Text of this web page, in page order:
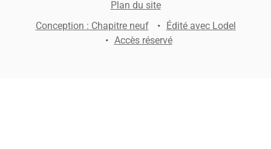
Plan du site
Conception : Chapitre neuf
Édité avec Lodel
Accès réservé